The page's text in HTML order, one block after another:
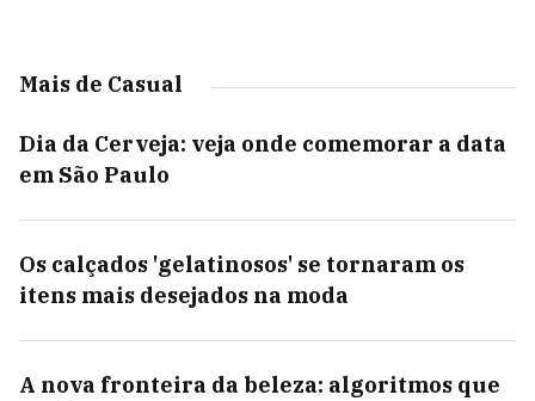
Mais de Casual
Dia da Cerveja: veja onde comemorar a data
em São Paulo
Os calçados 'gelatinosos' se tornaram os
itens mais desejados na moda
A nova fronteira da beleza: algoritmos que